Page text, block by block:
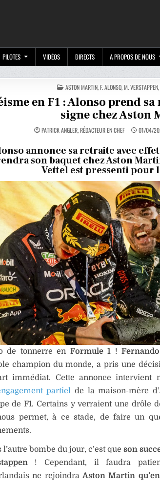
PILOTES VIDÉOS DIRECTS A PROPOS DE NOUS
POSTED
IN
ASTON MARTIN,F. ALONSO,M. VERSTAPPEN,
en F1 : Alonso prend
signe chez Aston
PATRICK ANGLER, RÉDACTEUR EN CHEF 01/04/
annonce sa retraite avec
son baquet chez Aston
Vettel est pressenti pour
de tonnerre en Formule 1 !
champion du monde, a pris une
immédiat. Cette annonce intervient
partiel de la maison-mère
de F1. Certains y verraient une drôle
permet, à ce stade, de faire un
l’autre bombe du jour, c’est que son
! Cependant, il faudra
ne rejoindraAston Martin